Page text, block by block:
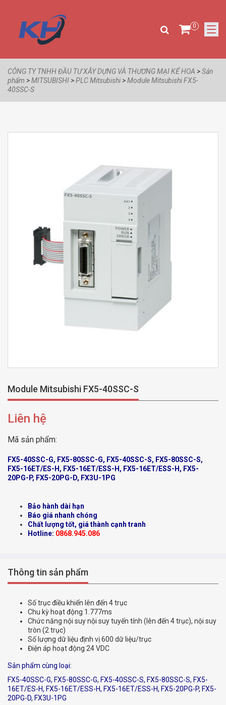
0
CÔNG TY TNHH ĐẦU TƯ XÂY DỰNG VÀ THƯƠNG MẠI KẾ HOA >Sản
phẩm >MITSUBISHI>PLC Mitsubishi>Module Mitsubishi FX5-
40SSC-S
Module Mitsubishi FX5-40SSC-S
Liên hệ
Mã sản phẩm:
FX5-40SSC-G, FX5-80SSC-G, FX5-40SSC-S, FX5-80SSC-S,
FX5-16ET/ES-H, FX5-16ET/ESS-H, FX5-16ET/ESS-H, FX5-
20PG-P, FX5-20PG-D, FX3U-1PG
Bảo hành dài hạn
Báo giá nhanh chóng
Chất lượng tốt, giá thành cạnh tranh
Hotline: 0868.945.086
Thông tin sản phẩm
Số trục điều khiển lên đến 4 trục
Chu kỳ hoạt động 1.777ms
Chức năng nội suy nội suy tuyến tính (lên đến 4 trục), nội suy
tròn (2 trục)
Số lượng dữ liệu định vị 600 dữ liệu/trục
Điện áp hoạt động 24 VDC
Sản phẩm cùng loại:
FX5-40SSC-G, FX5-80SSC-G, FX5-40SSC-S, FX5-80SSC-S, FX5-
16ET/ES-H, FX5-16ET/ESS-H, FX5-16ET/ESS-H, FX5-20PG-P, FX5-
20PG-D, FX3U-1PG